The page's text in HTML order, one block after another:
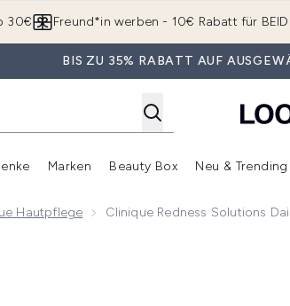
30€ Freund*in werben - 10€ Rabatt für
BIS ZU 35% RABATT AUF
Untermenü Anmelden (Sommer Shop)
Untermenü Anmelden (SALE) Untermenü Anmelden (Geschenke)
Marken
Untermenü Anmelden (Marken)
Beauty Box Neu & Trending
Hautpflege Clinique Redness Solutions